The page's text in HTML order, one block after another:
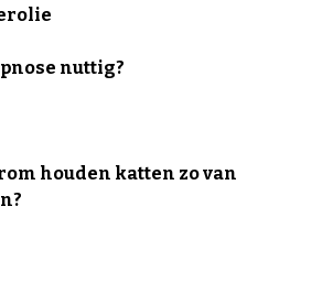
nuttig?
houden katten zo van